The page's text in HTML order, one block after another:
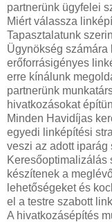
partnerünk ügyfelei
Miért válassza
Tapasztalatunk
Ügynökség
erőforrásigényes
erre kínálunk
partnerünk
hivatkozásokat
Minden Havidíjas
egyedi linképítési
veszi az adott iparág
Keresőoptimalizálás
készítenek a
lehetőségeket és
el a testre szabott
A hivatkozásépítés